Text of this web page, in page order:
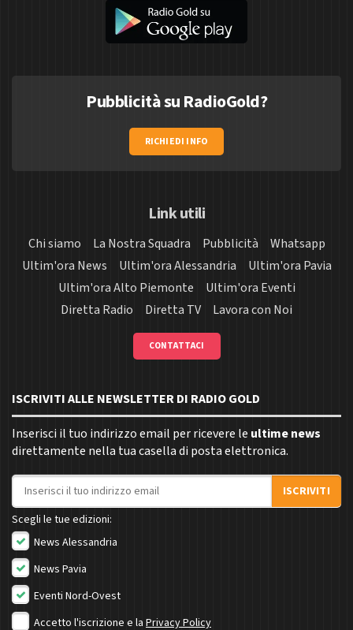
Pubblicità su RadioGold?
RICHIEDI INFO
Link utili
Chi siamo La Nostra Squadra Pubblicità
Whatsapp
Ultim'ora News
Ultim'ora Alessandria
Ultim'ora Pavia
Ultim'ora Alto Piemonte
Ultim'ora Eventi
Diretta Radio
Diretta TV Lavora con Noi
CONTATTACI
ISCRIVITI ALLE NEWSLETTER DI RADIO GOLD
Inserisci il tuo indirizzo email per ricevere le ultime news
direttamente nella tua casella di posta elettronica.
Indirizzo email
ISCRIVITI
Scegli le tue edizioni:
News Alessandria
News Pavia
Eventi Nord-Ovest
Accetto l'iscrizione e la Privacy Policy